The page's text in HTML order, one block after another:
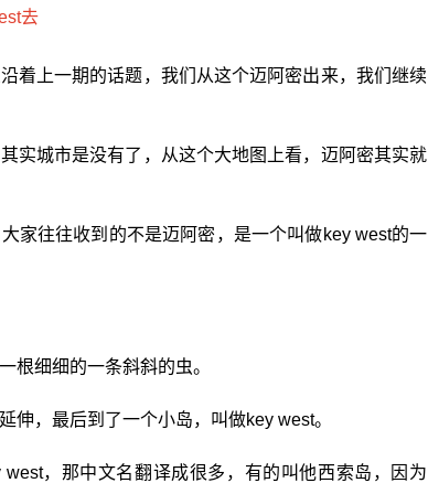
着上一期的话题，我们从这个迈阿密出来，我们继续
实城市是没有了，从这个大地图上看，迈阿密其实就
家往往收到的不是迈阿密，是一个叫做key west的一
根细细的一条斜斜的虫。
伸，最后到了一个小岛，叫做key west。
，那中文名翻译成很多，有的叫他西索岛，因为